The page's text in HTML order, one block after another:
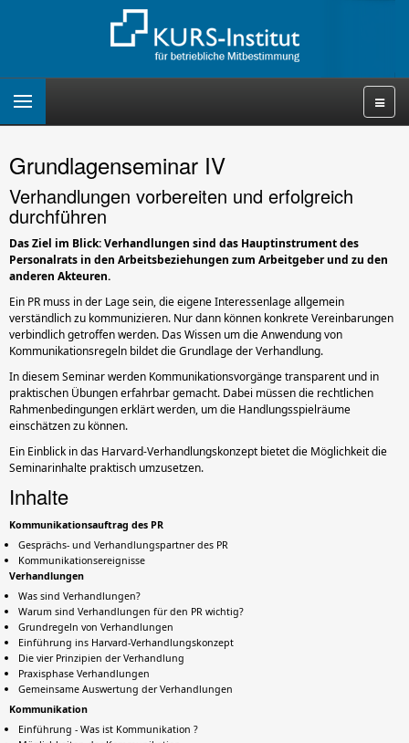
Grundlagenseminar IV
Verhandlungen vorbereiten und erfolgreich
durchführen
Das Ziel im Blick: Verhandlungen sind das Hauptinstrument des
Personalrats in den Arbeitsbeziehungen zum Arbeitgeber und zu den
anderen Akteuren.
Ein PR muss in der Lage sein, die eigene Interessenlage allgemein
verständlich zu kommunizieren. Nur dann können konkrete Vereinbarungen
verbindlich getroffen werden. Das Wissen um die Anwendung von
Kommunikationsregeln bildet die Grundlage der Verhandlung.
In diesem Seminar werden Kommunikationsvorgänge transparent und in
praktischen Übungen erfahrbar gemacht. Dabei müssen die rechtlichen
Rahmenbedingungen erklärt werden, um die Handlungsspielräume
einschätzen zu können.
Ein Einblick in das Harvard-Verhandlungskonzept bietet die Möglichkeit die
Seminarinhalte praktisch umzusetzen.
Inhalte
Kommunikationsauftrag des PR
Gesprächs- und Verhandlungspartner des PR
Kommunikationsereignisse
Verhandlungen
Was sind Verhandlungen?
Warum sind Verhandlungen für den PR wichtig?
Grundregeln von Verhandlungen
Einführung ins Harvard-Verhandlungskonzept
Die vier Prinzipien der Verhandlung
Praxisphase Verhandlungen
Gemeinsame Auswertung der Verhandlungen
Kommunikation
Einführung - Was ist Kommunikation ?